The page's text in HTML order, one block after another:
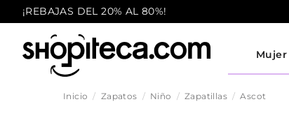
¡REBAJAS DEL 20% AL 80%!
Mujer
Inicio Zapatos Niño Zapatillas Ascot